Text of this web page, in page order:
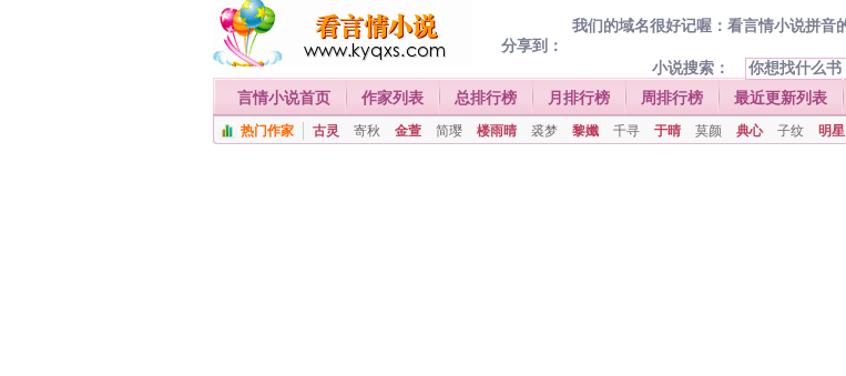
我们的域名很好记喔：看言情小说拼
分享到：
小说搜索：
言情小说首页
作家列表 总排行榜 月排行榜 周排行榜 最近更新列表
热门作家 古灵 寄秋 金萱 简璎 楼雨晴 裘梦 黎孅 千寻 于晴 莫颜 典心 子纹 明星